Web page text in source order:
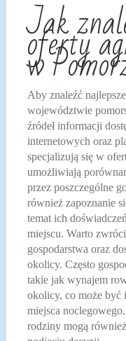
Jak
oferty
w
Aby znaleźć
województwie
źródeł informacji
internetowych oraz
specjalizują się w
umożliwiają
przez poszczególne
również zapoznanie
temat ich
miejscu. Warto
gospodarstwa oraz
okolicy. Często
takie jak wynajem
okolicy, co może być
miejsca
rodziny mogą